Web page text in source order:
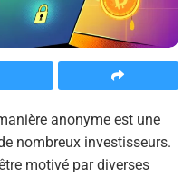
anonyme est une
nombreux investisseurs.
motivé par diverses